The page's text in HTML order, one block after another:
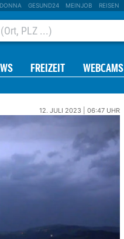
GESUND24 MEINJOB REISEN
FREIZEIT WEBCAMS
12. JULI 2023 | 06:47 UHR